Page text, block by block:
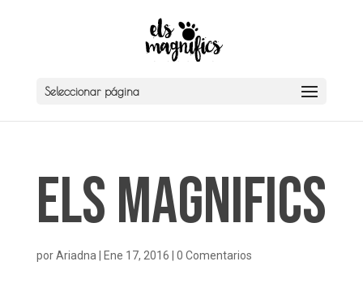
Seleccionar página
Els Magnifics
porAriadna Ene 17, 2016 0 Comentarios